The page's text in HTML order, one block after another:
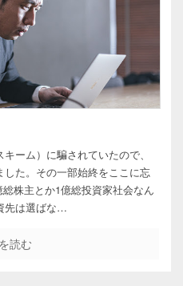
ーム）に騙されていたので、
た。その一部始終をここに忘
株主とか1億総投資家社会なん
先は選ばな…
読む